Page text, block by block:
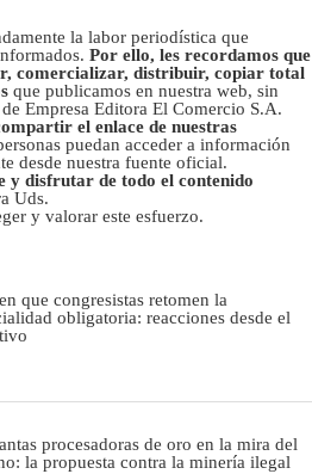
la labor periodística que
Por ello, les recordamos que
comercializar, distribuir, copiar total
que publicamos en nuestra web, sin
Empresa Editora El Comercio S.A.
el enlace de nuestras
puedan acceder a información
desde nuestra fuente oficial.
y disfrutar de todo el contenido
Uds.
y valorar este esfuerzo.
que congresistas retomen la
obligatoria: reacciones desde el
procesadoras de oro en la mira del
la propuesta contra la minería ilegal